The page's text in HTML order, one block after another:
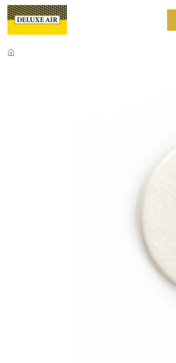
Skip to main content